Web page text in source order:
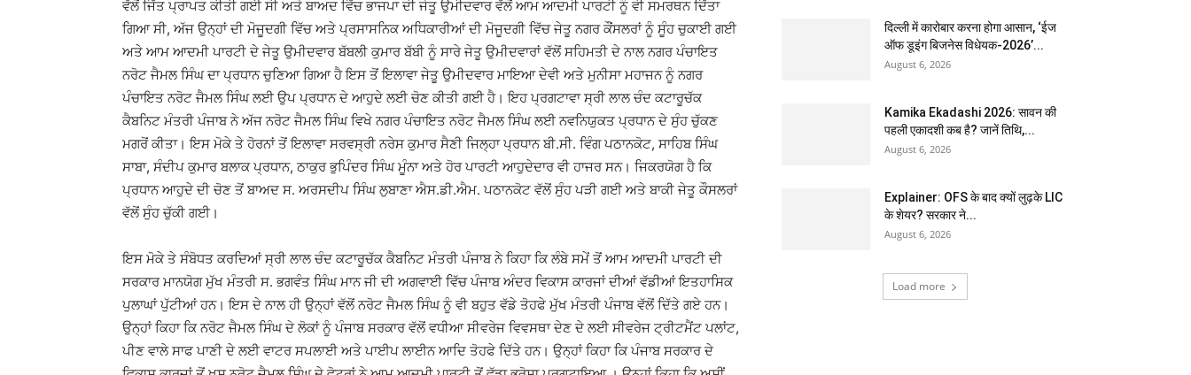
ਵੱਲੋਂ ਜਿੱਤ ਪ੍ਰਾਪਤ ਕੀਤੀ ਗਈ ਸੀ ਅਤੇ ਬਾਅਦ ਵਿੱਚ ਭਾਜਪਾ ਦੀ ਜੇਤੂ ਉਮੀਦਵਾਰ ਵੱਲੋਂ ਆਮ ਆਦਮੀ ਪਾਰਟੀ ਨੂੰ ਵੀ ਸਮਰਥਨ ਦਿੱਤਾ
ਗਿਆ ਸੀ, ਅੱਜ ਉਨ੍ਹਾਂ ਦੀ ਮੋਜੂਦਗੀ ਵਿੱਚ ਅਤੇ ਪ੍ਰਸਾਸਨਿਕ ਅਧਿਕਾਰੀਆਂ ਦੀ ਮੋਜੂਦਗੀ ਵਿੱਚ ਜੇਤੂ ਨਗਰ ਕੌਂਸਲਰਾਂ ਨੂੰ ਸੂੰਹ ਚੁਕਾਈ ਗਈ
ਅਤੇ ਆਮ ਆਦਮੀ ਪਾਰਟੀ ਦੇ ਜੇਤੂ ਉਮੀਦਵਾਰ ਬੱਬਲੀ ਕੁਮਾਰ ਬੱਬੀ ਨੂੰ ਸਾਰੇ ਜੇਤੂ ਉਮੀਦਵਾਰਾਂ ਵੱਲੋਂ ਸਹਿਮਤੀ ਦੇ ਨਾਲ ਨਗਰ ਪੰਚਾਇਤ
ਨਰੋਟ ਜੈਮਲ ਸਿੰਘ ਦਾ ਪ੍ਰਧਾਨ ਚੁਣਿਆ ਗਿਆ ਹੈ ਇਸ ਤੋਂ ਇਲਾਵਾ ਜੇਤੂ ਉਮੀਦਵਾਰ ਮਾਇਆ ਦੇਵੀ ਅਤੇ ਮੁਨੀਸਾ ਮਹਾਜਨ ਨੂੰ ਨਗਰ
ਪੰਚਾਇਤ ਨਰੋਟ ਜੈਮਲ ਸਿੰਘ ਲਈ ਉਪ ਪ੍ਰਧਾਨ ਦੇ ਆਹੁਦੇ ਲਈ ਚੋਣ ਕੀਤੀ ਗਈ ਹੈ। ਇਹ ਪ੍ਰਗਟਾਵਾ ਸ੍ਰੀ ਲਾਲ ਚੰਦ ਕਟਾਰੂਚੱਕ
ਕੈਬਨਿਟ ਮੰਤਰੀ ਪੰਜਾਬ ਨੇ ਅੱਜ ਨਰੋਟ ਜੈਮਲ ਸਿੰਘ ਵਿਖੇ ਨਗਰ ਪੰਚਾਇਤ ਨਰੋਟ ਜੈਮਲ ਸਿੰਘ ਲਈ ਨਵਨਿਯੁਕਤ ਪ੍ਰਧਾਨ ਦੇ ਸੁੰਹ ਚੁੱਕਣ
ਮਗਰੋਂ ਕੀਤਾ। ਇਸ ਮੋਕੇ ਤੇ ਹੋਰਨਾਂ ਤੋਂ ਇਲਾਵਾ ਸਰਵਸ੍ਰੀ ਨਰੇਸ ਕੁਮਾਰ ਸੈਣੀ ਜਿਲ੍ਹਾ ਪ੍ਰਧਾਨ ਬੀ.ਸੀ. ਵਿੰਗ ਪਠਾਨਕੋਟ, ਸਾਹਿਬ ਸਿੰਘ
ਸਾਬਾ, ਸੰਦੀਪ ਕੁਮਾਰ ਬਲਾਕ ਪ੍ਰਧਾਨ, ਠਾਕੁਰ ਭੁਪਿੰਦਰ ਸਿੰਘ ਮੂੰਨਾ ਅਤੇ ਹੋਰ ਪਾਰਟੀ ਆਹੁਦੇਦਾਰ ਵੀ ਹਾਜਰ ਸਨ। ਜਿਕਰਯੋਗ ਹੈ ਕਿ
ਪ੍ਰਧਾਨ ਆਹੁਦੇ ਦੀ ਚੋਣ ਤੋਂ ਬਾਅਦ ਸ. ਅਰਸਦੀਪ ਸਿੰਘ ਲੁਬਾਣਾ ਐਸ.ਡੀ.ਐਮ. ਪਠਾਨਕੋਟ ਵੱਲੋਂ ਸੁੰਹ ਪੜੀ ਗਈ ਅਤੇ ਬਾਕੀ ਜੇਤੂ ਕੌਸਲਰਾਂ
ਵੱਲੋਂ ਸੁੰਹ ਚੁੱਕੀ ਗਈ।
ਇਸ ਮੋਕੇ ਤੇ ਸੰਬੋਧਤ ਕਰਦਿਆਂ ਸ੍ਰੀ ਲਾਲ ਚੰਦ ਕਟਾਰੂਚੱਕ ਕੈਬਨਿਟ ਮੰਤਰੀ ਪੰਜਾਬ ਨੇ ਕਿਹਾ ਕਿ ਲੰਬੇ ਸਮੇਂ ਤੋਂ ਆਮ ਆਦਮੀ ਪਾਰਟੀ ਦੀ
ਸਰਕਾਰ ਮਾਨਯੋਗ ਮੁੱਖ ਮੰਤਰੀ ਸ. ਭਗਵੰਤ ਸਿੰਘ ਮਾਨ ਜੀ ਦੀ ਅਗਵਾਈ ਵਿੱਚ ਪੰਜਾਬ ਅੰਦਰ ਵਿਕਾਸ ਕਾਰਜਾਂ ਦੀਆਂ ਵੱਡੀਆਂ ਇਤਹਾਸਿਕ
ਪੁਲਾਘਾਂ ਪੁੱਟੀਆਂ ਹਨ। ਇਸ ਦੇ ਨਾਲ ਹੀ ਉਨ੍ਹਾਂ ਵੱਲੋਂ ਨਰੋਟ ਜੈਮਲ ਸਿੰਘ ਨੂੰ ਵੀ ਬਹੁਤ ਵੱਡੇ ਤੋਹਫੇ ਮੁੱਖ ਮੰਤਰੀ ਪੰਜਾਬ ਵੱਲੋਂ ਦਿੱਤੇ ਗਏ ਹਨ।
ਉਨ੍ਹਾਂ ਕਿਹਾ ਕਿ ਨਰੋਟ ਜੈਮਲ ਸਿੰਘ ਦੇ ਲੋਕਾਂ ਨੂੰ ਪੰਜਾਬ ਸਰਕਾਰ ਵੱਲੋਂ ਵਧੀਆ ਸੀਵਰੇਜ ਵਿਵਸਥਾ ਦੇਣ ਦੇ ਲਈ ਸੀਵਰੇਜ ਟ੍ਰੀਟਮੈਂਟ ਪਲਾਂਟ,
ਪੀਣ ਵਾਲੇ ਸਾਫ ਪਾਣੀ ਦੇ ਲਈ ਵਾਟਰ ਸਪਲਾਈ ਅਤੇ ਪਾਈਪ ਲਾਈਨ ਆਦਿ ਤੋਹਫੇ ਦਿੱਤੇ ਹਨ। ਉਨ੍ਹਾਂ ਕਿਹਾ ਕਿ ਪੰਜਾਬ ਸਰਕਾਰ ਦੇ
दिल्ली में कारोबार करना होगा आसान, ‘ईज
ऑफ डूइंग बिजनेस विधेयक-2026’...
August 6, 2026
Kamika Ekadashi 2026: सावन की
पहली एकादशी कब है? जानें तिथि,...
August 6, 2026
Explainer: OFS के बाद क्यों लुढ़के LIC
के शेयर? सरकार ने...
August 6, 2026
Load more